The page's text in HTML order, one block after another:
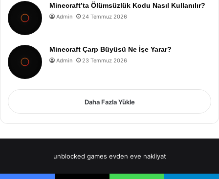
Minecraft’ta Ölümsüzlük Kodu Nasıl Kullanılır?
Admin 24 Temmuz 2026
Minecraft Çarp Büyüsü Ne İşe Yarar?
Admin 23 Temmuz 2026
Daha Fazla Yükle
unblocked games evden eve nakliyat